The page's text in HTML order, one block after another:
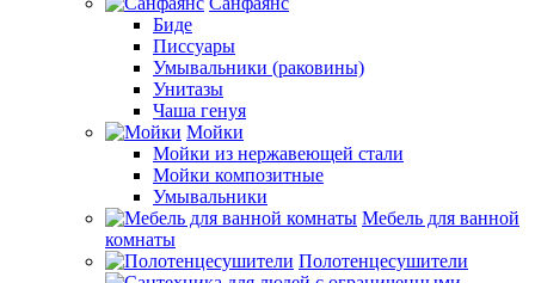
Биде
Писсуары
Умывальники (раковины)
Унитазы
Чаша генуя
Мойки
Мойки из нержавеющей стали
Мойки композитные
Умывальники
Мебель для ванной
комнаты
Полотенцесушители